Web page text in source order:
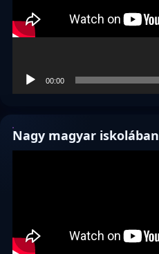
00:00
Nagy magyar iskolában